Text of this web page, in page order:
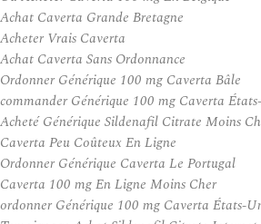
Achat Caverta Grande Bretagne
Acheter Vrais Caverta
Achat Caverta Sans Ordonnance
Ordonner Générique 100 mg Caverta Bâle
commander Générique 100 mg Caverta
Acheté Générique Sildenafil Citrate Moins
Caverta Peu Coûteux En Ligne
Ordonner Générique Caverta Le Portugal
Caverta 100 mg En Ligne Moins Cher
ordonner Générique 100 mg Caverta États-